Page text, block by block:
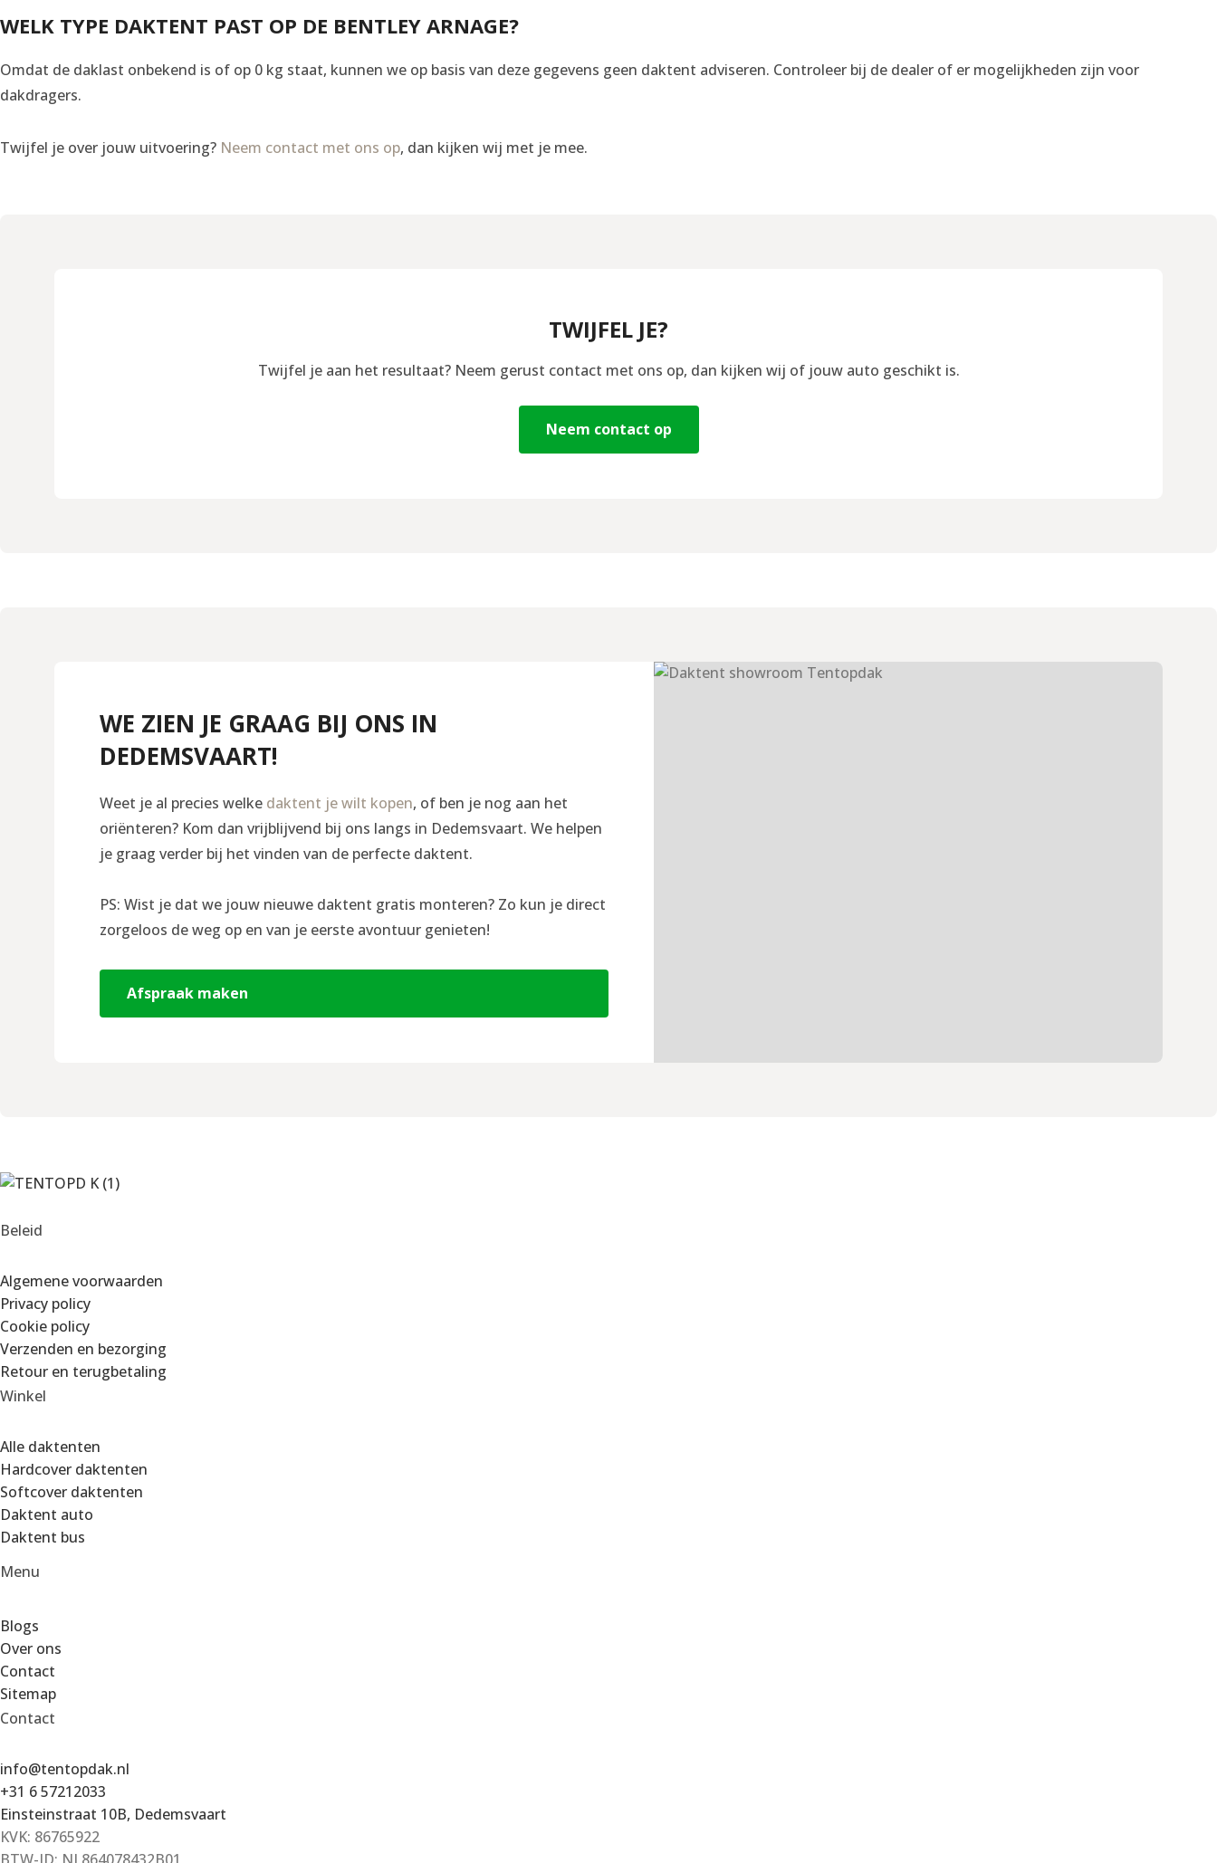
WELK TYPE DAKTENT PAST OP DE BENTLEY ARNAGE?
Omdat de daklast onbekend is of op 0 kg staat, kunnen we op basis van deze gegevens geen daktent adviseren. Controleer bij de dealer of er mogelijkheden zijn voor
dakdragers.
Twijfel je over jouw uitvoering? Neem contact met ons op, dan kijken wij met je mee.
TWIJFEL JE?
Twijfel je aan het resultaat? Neem gerust contact met ons op, dan kijken wij of jouw auto geschikt is.
Neem contact op
WE ZIEN JE GRAAG BIJ ONS IN
DEDEMSVAART!
Weet je al precies welke daktent je wilt kopen, of ben je nog aan het
oriënteren? Kom dan vrijblijvend bij ons langs in Dedemsvaart. We helpen
je graag verder bij het vinden van de perfecte daktent.
PS: Wist je dat we jouw nieuwe daktent gratis monteren? Zo kun je direct
zorgeloos de weg op en van je eerste avontuur genieten!
Afspraak maken
Beleid
Algemene voorwaarden
Privacy policy
Cookie policy
Verzenden en bezorging
Retour en terugbetaling
Winkel
Alle daktenten
Hardcover daktenten
Softcover daktenten
Daktent auto
Daktent bus
Menu
Blogs
Over ons
Contact
Sitemap
Contact
info@tentopdak.nl
+31 6 57212033
Einsteinstraat 10B, Dedemsvaart
KVK: 86765922